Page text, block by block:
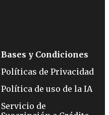
Bases y Condiciones
Políticas de Privacidad
Política de uso de la IA
Servicio de